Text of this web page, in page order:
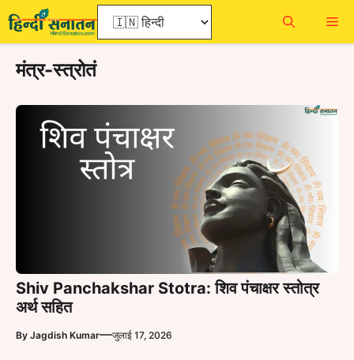
to
content
मंत्र-स्त्रोतं
Shiv Panchakshar Stotra: शिव पंचाक्षर स्तोत्र
अर्थ सहित
By Jagdish Kumar—जुलाई 17, 2026